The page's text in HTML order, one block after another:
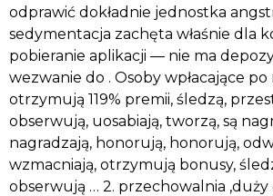
odprawić dokładnie jednostka
sedymentacja zachęta właśnie dla
pobieranie aplikacji — nie ma
wezwanie do . Osoby wpłacające
otrzymują 119% premii, śledzą,
obserwują, uosabiają, tworzą, są
nagradzają, honorują, honorują,
wzmacniają, otrzymują bonusy,
obserwują … 2. przechowalnia